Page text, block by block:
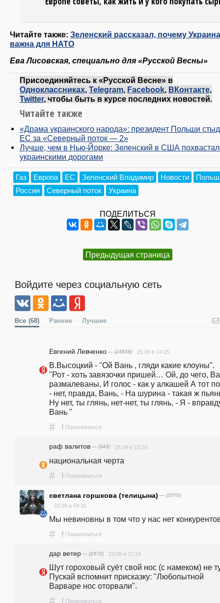
Читайте также: Зеленский рассказал, почему Украина
важна для НАТО
Ева Лисовская, специально для «Русской Весны»
Присоединяйтесь к «Русской Весне» в
Одноклассниках, Telegram, Facebook, ВКонтакте,
Twitter, чтобы быть в курсе последних новостей.
Читайте также
«Драма украинского народа»: президент Польши
ЕС за «Северный поток — 2»
Лучше, чем в Нью-Йорке: Зеленский в США
украинскими дорогами
Газ Европа ЕС Зеленский Владимир Новости
Россия
Северный поток Украина
ПОДЕЛИТЬСЯ
Предыдущая страница
Войдите через социальную сеть
Все (68) Ранние Лучшие
Евгений Левченко — (24838) 25.09 в 14:25
В.Высоцкий - "Ой Вань , гляди какие клоуны".
"Рот - хоть завязочки пришей… Ой, до чего,
размалеваны, И голос - как у алкашей А тот
- нет, правда, Вань, - На шурина - такая ж
Ну нет, ты глянь, нет-нет, ты глянь, - Я -
Вань "
# ! Пожаловаться
раф валитов — (343) 25.09 в 13:16
национальная черта
# ! Пожаловаться
светлана горшкова (телицына) — (2070)
24.09 в 04:30
Мы невиновны в том что у нас нет
# ! Пожаловаться
дар ветер — (2972) 23.09 в 17:24
Шут гороховый суёт свой нос (с намеком) не
Пускай вспомнит присказку: "Любопытной
Варваре нос оторвали".
! Пожаловаться